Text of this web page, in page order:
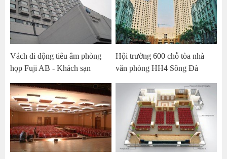
Vách di động tiêu âm phòng
họp Fuji AB - Khách sạn
Hội trường 600 chỗ tòa nhà
văn phòng HH4 Sông Đà